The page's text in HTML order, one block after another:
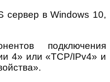
подключения
4» или «TCP/IPv4» и